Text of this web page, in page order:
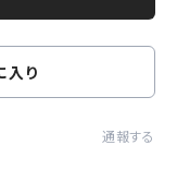
入り
通報する